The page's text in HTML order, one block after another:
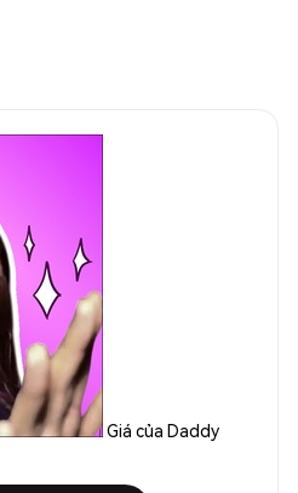
Giá của Daddy